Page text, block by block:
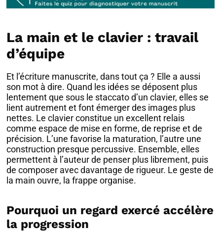
La main et le clavier : travail
d’équipe
Et l’écriture manuscrite, dans tout ça ? Elle a aussi
son mot à dire. Quand les idées se déposent plus
lentement que sous le staccato d’un clavier, elles se
lient autrement et font émerger des images plus
nettes. Le clavier constitue un excellent relais
comme espace de mise en forme, de reprise et de
précision. L’une favorise la maturation, l’autre une
construction presque percussive. Ensemble, elles
permettent à l’auteur de penser plus librement, puis
de composer avec davantage de rigueur. Le geste de
la main ouvre, la frappe organise.
Pourquoi un regard exercé accélère
la progression